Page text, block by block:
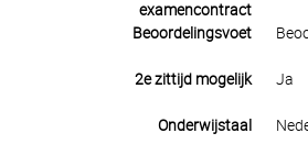
examencontract
Beoordelingsvoet
2e zittijd mogelijk Ja
Onderwijstaal